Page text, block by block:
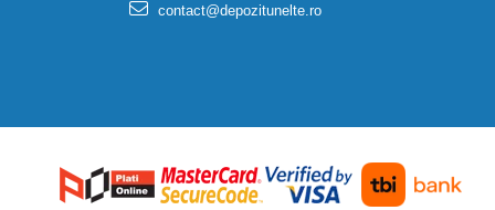
contact@depozitunelte.ro